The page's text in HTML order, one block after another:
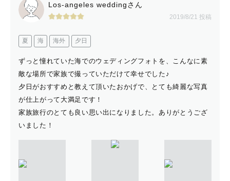
Los-angeles weddingさん
2019/8/21 投稿
夏 海 海外 夕日
ずっと憧れていた海でのウェディングフォトを、こんなに素
敵な場所で家族で撮っていただけて幸せでした♪
夕日がおすすめと教えて頂いたおかげで、とても綺麗な写真
が仕上がって大満足です！
家族旅行のとても良い思い出になりました。ありがとうござ
いました！